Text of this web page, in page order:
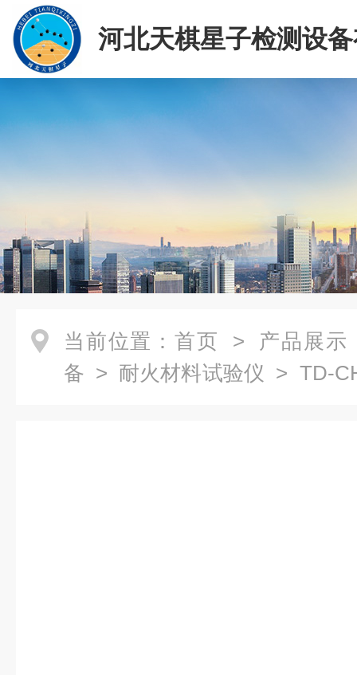
河北天棋星子检测设
司
当前位置： 首页 > 产品展示
备 > 耐火材料试验仪 > TD-